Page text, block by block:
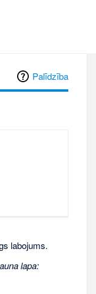
Palīdzība
labojums.
lapa: